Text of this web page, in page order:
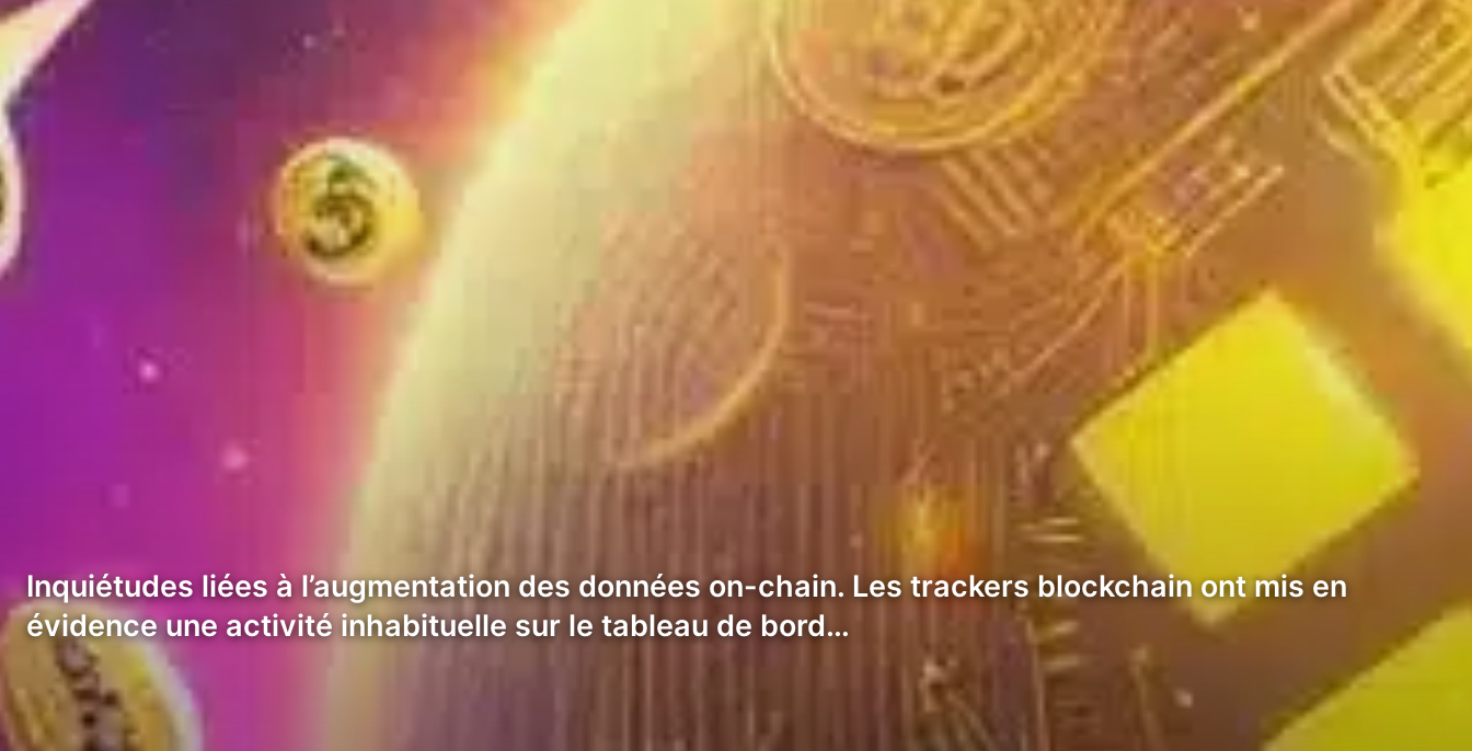
Inquiétudes liées à l’augmentation des données on-chain. Les trackers blockchain ont mis en
évidence une activité inhabituelle sur le tableau de bord…